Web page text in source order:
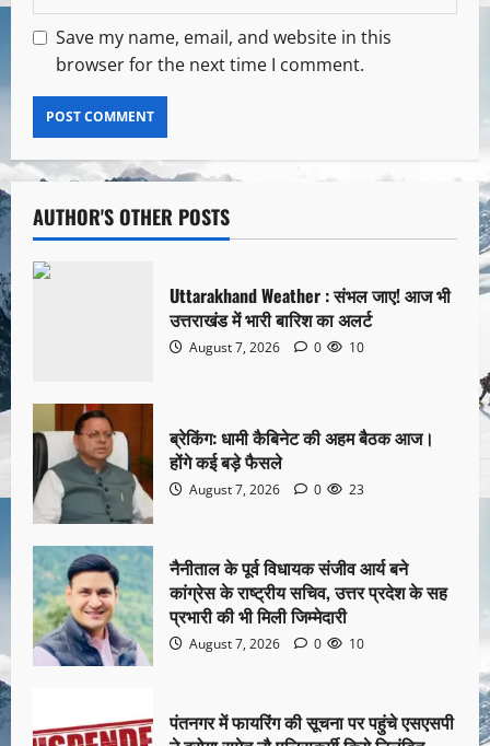
Save my name, email, and website in this
browser for the next time I comment.
AUTHOR'S OTHER POSTS
Uttarakhand Weather : संभल जाए! आज भी
उत्तराखंड में भारी बारिश का अलर्ट
August 7, 2026 0 10
ब्रेकिंग: धामी कैबिनेट की अहम बैठक आज।
होंगे कई बड़े फैसले
August 7, 2026 0 23
नैनीताल के पूर्व विधायक संजीव आर्य बने
कांग्रेस के राष्ट्रीय सचिव, उत्तर प्रदेश के सह
प्रभारी की भी मिली जिम्मेदारी
August 7, 2026 0 10
पंतनगर में फायरिंग की सूचना पर पहुंचे एसएसपी